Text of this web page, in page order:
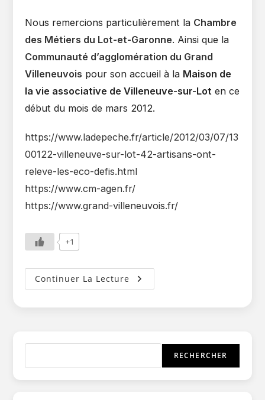
Nous remercions particulièrement la Chambre
des Métiers du Lot-et-Garonne. Ainsi que la
Communauté d’agglomération du Grand
Villeneuvois pour son accueil à la Maison de
la vie associative de Villeneuve-sur-Lot en ce
début du mois de mars 2012.
https://www.ladepeche.fr/article/2012/03/07/13
00122-villeneuve-sur-lot-42-artisans-ont-
releve-les-eco-defis.html
https://www.cm-agen.fr/
https://www.grand-villeneuvois.fr/
+1
Continuer La Lecture Eco-
Défis
&
Villeneuvois
RECHERCHER